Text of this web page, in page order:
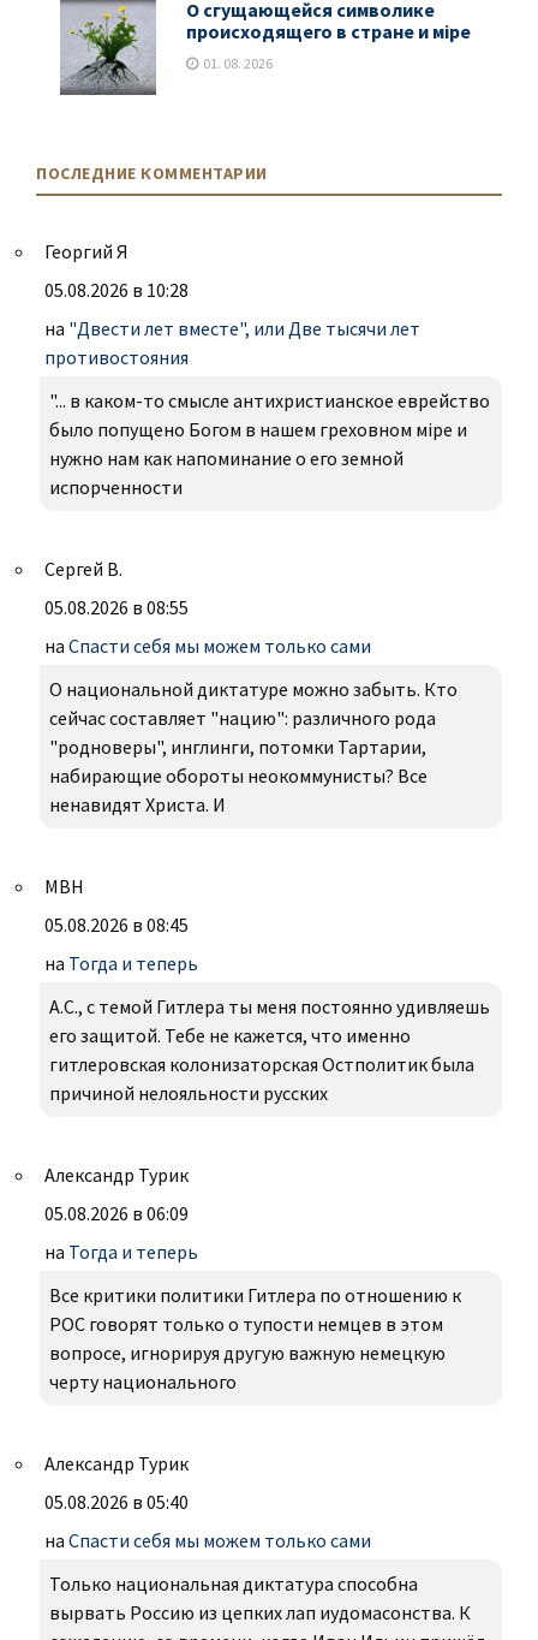
О сгущающейся символике
происходящего в стране и мiре
01. 08. 2026
ПОСЛЕДНИЕ КОММЕНТАРИИ
Георгий Я
05.08.2026 в 10:28
на "Двести лет вместе", или Две тысячи лет
противостояния
"... в каком-то смысле антихристианское еврейство
было попущено Богом в нашем греховном міре и
нужно нам как напоминание о его земной
испорченности
Сергей В.
05.08.2026 в 08:55
на Спасти себя мы можем только сами
О национальной диктатуре можно забыть. Кто
сейчас составляет "нацию": различного рода
"родноверы", инглинги, потомки Тартарии,
набирающие обороты неокоммунисты? Все
ненавидят Христа. И
МВН
05.08.2026 в 08:45
на Тогда и теперь
А.С., с темой Гитлера ты меня постоянно удивляешь
его защитой. Тебе не кажется, что именно
гитлеровская колонизаторская Остполитик была
причиной нелояльности русских
Александр Турик
05.08.2026 в 06:09
на Тогда и теперь
Все критики политики Гитлера по отношению к
РОС говорят только о тупости немцев в этом
вопросе, игнорируя другую важную немецкую
черту национального
Александр Турик
05.08.2026 в 05:40
на Спасти себя мы можем только сами
Только национальная диктатура способна
вырвать Россию из цепких лап иудомасонства. К